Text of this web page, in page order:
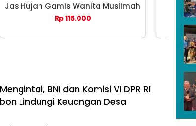
Jas Hujan Gamis Wanita Muslimah
Rp 115.000
BNI dan Komisi VI DPR RI
Lindungi Keuangan Desa